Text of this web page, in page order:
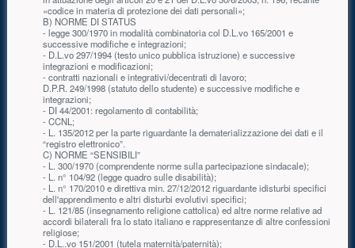
«codice in materia di protezione dei dati personali»;
B) NORME DI STATUS
- legge 300/1970 in modalità combinatoria col D.L.vo 165/2001 e
successive modifiche e integrazioni;
- D.L.vo 297/1994 (testo unico pubblica istruzione) e successive
integrazioni e modificazioni;
- contratti nazionali e integrativi/decentrati di lavoro;
D.P.R. 249/1998 (statuto dello studente) e successive modifiche e
integrazioni;
- DI 44/2001: regolamento di contabilità;
- CCNL;
- L. 135/2012 per la parte riguardante la dematerializzazione dei dati e il
“registro elettronico”.
C) NORME “SENSIBILI”
- L. 300/1970 (comprendente norme sulla partecipazione sindacale);
- L. n° 104/92 (legge quadro sulle disabilità);
- L. n° 170/2010 e direttiva min. 27/12/2012 riguardante idisturbi specifici
dell'apprendimento e altri disturbi evolutivi specifici;
- L. 121/85 (insegnamento religione cattolica) ed altre norme relative ad
accordi bilaterali fra lo stato italiano e rappresentanze di altre confessioni
religiose;
- D.L..vo 151/2001 (tutela maternità/paternità);